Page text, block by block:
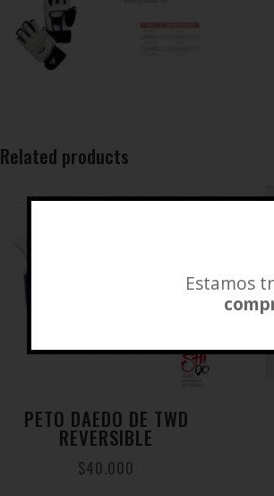
Related products
PETO DAEDO DE TWD
REVERSIBLE
$40.000
Estamos